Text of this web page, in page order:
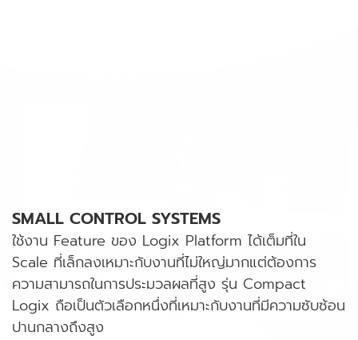
SMALL CONTROL SYSTEMS
ใช้งาน Feature ของ Logix Platform ได้เต็มที่ใน
Scale ที่เล็กลงเหมาะกับงานที่ไม่ใหญ่มากแต่ต้องการ
ความสามารถในการประมวลผลที่สูง รุ่น Compact
Logix ถือเป็นตัวเลือกหนึ่งที่เหมาะกับงานที่มีความซับซ้อน
ปานกลางถึงสูง